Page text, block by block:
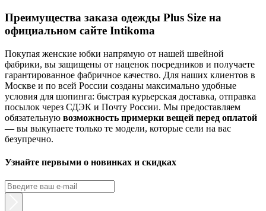
Преимущества заказа одежды Plus Size на
официальном сайте Intikoma
Покупая женские юбки напрямую от нашей швейной
фабрики, вы защищены от наценок посредников и получаете
гарантированное фабричное качество. Для наших клиентов в
Москве и по всей России созданы максимально удобные
условия для шопинга: быстрая курьерская доставка, отправка
посылок через СДЭК и Почту России. Мы предоставляем
обязательную возможность примерки вещей перед оплатой
— вы выкупаете только те модели, которые сели на вас
безупречно.
Узнайте первыми о новинках и скидках